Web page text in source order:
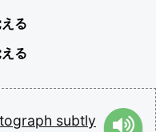
る
る
subtly